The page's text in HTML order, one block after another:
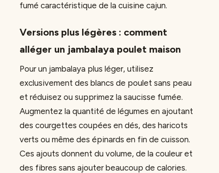
fumé caractéristique de la cuisine cajun.
Versions plus légères : comment
alléger un jambalaya poulet maison
Pour un jambalaya plus léger, utilisez
exclusivement des blancs de poulet sans peau
et réduisez ou supprimez la saucisse fumée.
Augmentez la quantité de légumes en ajoutant
des courgettes coupées en dés, des haricots
verts ou même des épinards en fin de cuisson.
Ces ajouts donnent du volume, de la couleur et
des fibres sans ajouter beaucoup de calories.